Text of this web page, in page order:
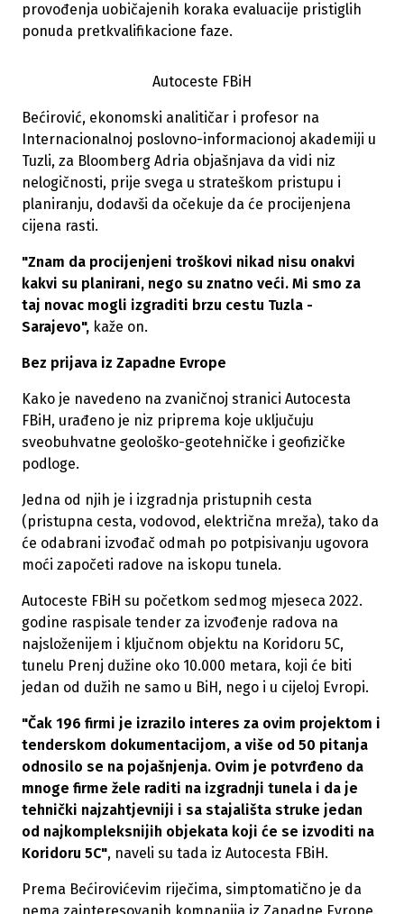
provođenja uobičajenih koraka evaluacije pristiglih
ponuda pretkvalifikacione faze.
Autoceste FBiH
Bećirović, ekonomski analitičar i profesor na
Internacionalnoj poslovno-informacionoj akademiji u
Tuzli, za Bloomberg Adria objašnjava da vidi niz
nelogičnosti, prije svega u strateškom pristupu i
planiranju, dodavši da očekuje da će procijenjena
cijena rasti.
"Znam da procijenjeni troškovi nikad nisu onakvi
kakvi su planirani, nego su znatno veći. Mi smo za
taj novac mogli izgraditi brzu cestu Tuzla -
Sarajevo", kaže on.
Bez prijava iz Zapadne Evrope
Kako je navedeno na zvaničnoj stranici Autocesta
FBiH, urađeno je niz priprema koje uključuju
sveobuhvatne geološko-geotehničke i geofizičke
podloge.
Jedna od njih je i izgradnja pristupnih cesta
(pristupna cesta, vodovod, električna mreža), tako da
će odabrani izvođač odmah po potpisivanju ugovora
moći započeti radove na iskopu tunela.
Autoceste FBiH su početkom sedmog mjeseca 2022.
godine raspisale tender za izvođenje radova na
najsloženijem i ključnom objektu na Koridoru 5C,
tunelu Prenj dužine oko 10.000 metara, koji će biti
jedan od dužih ne samo u BiH, nego i u cijeloj Evropi.
"Čak 196 firmi je izrazilo interes za ovim projektom i
tenderskom dokumentacijom, a više od 50 pitanja
odnosilo se na pojašnjenja. Ovim je potvrđeno da
mnoge firme žele raditi na izgradnji tunela i da je
tehnički najzahtjevniji i sa stajališta struke jedan
od najkompleksnijih objekata koji će se izvoditi na
Koridoru 5C", naveli su tada iz Autocesta FBiH.
Prema Bećirovićevim riječima, simptomatično je da